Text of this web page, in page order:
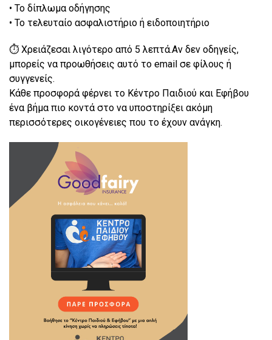
• Το δίπλωμα οδήγησης
• Το τελευταίο ασφαλιστήριο ή ειδοποιητήριο
⏱️ Χρειάζεσαι λιγότερο από 5 λεπτά.Αν δεν οδηγείς,
μπορείς να προωθήσεις αυτό το email σε φίλους ή
συγγενείς.
Κάθε προσφορά φέρνει το Κέντρο Παιδιού και Εφήβου
ένα βήμα πιο κοντά στο να υποστηρίξει ακόμη
περισσότερες οικογένειες που το έχουν ανάγκη.